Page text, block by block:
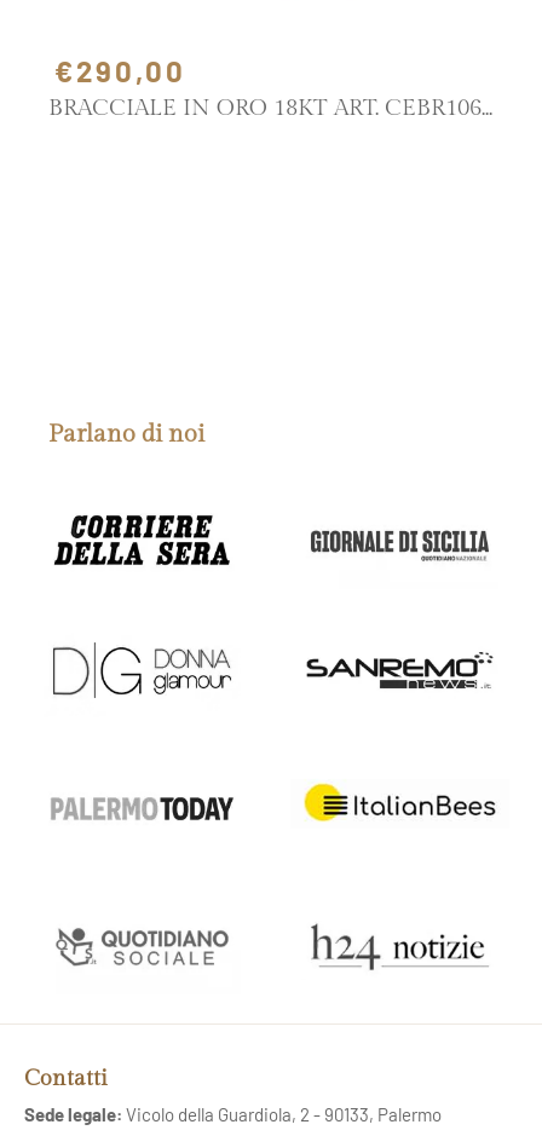
€290,00
BRACCIALE IN ORO 18KT ART. CEBR106
Parlano di noi
Contatti
Sede legale: Vicolo della Guardiola, 2 - 90133, Palermo